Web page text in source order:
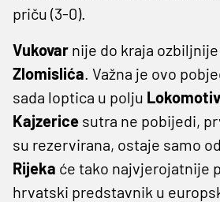
priču (3-0).
Vukovar nije do kraja
Zlomislića. Važna je ovo
sada loptica u polju
Kajzerice sutra ne pobijedi,
su rezervirana, ostaje samo
Rijeka će tako najvjerojatnije
hrvatski predstavnik u